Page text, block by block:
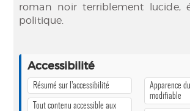
roman noir terriblement lucide,
politique.
Accessibilité
Résumé sur l’accessibilité
Tout contenu accessible aux
Apparence
modifiable